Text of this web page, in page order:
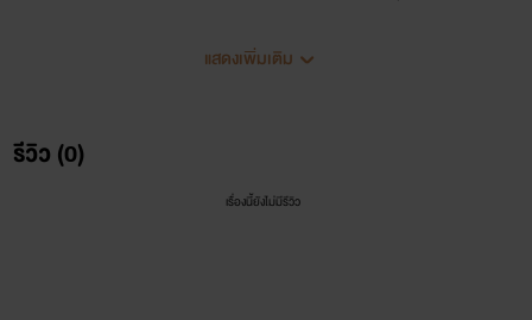
ณิชารู้ว่าเขาต้องการอะไร แต่หญิงสาวก็ตะขิดตะขวงใจที่จะทำ
เพราะเมื่อกี้เขาเพิ่งเอามันแหย่เข้าไปในร่องของนิรมล แล้วยังจะ
แสดงเพิ่มเติม
รีวิว (0)
เรื่องนี้ยังไม่มีรีวิว